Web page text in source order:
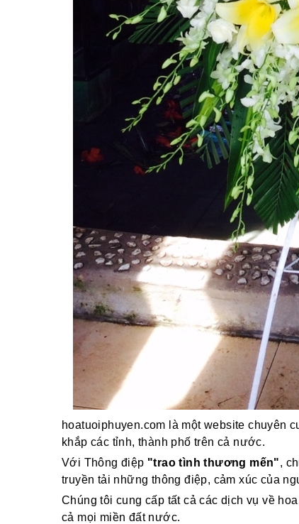
hoatuoiphuyen.com là một website chuyên
khắp các tỉnh, thành phố trên cả nước.
Với Thông điệp "trao tình thương mến",
truyền tải những thông điệp, cảm xúc của
Chúng tôi cung cấp tất cả các dịch vụ về
cả mọi miền đất nước.